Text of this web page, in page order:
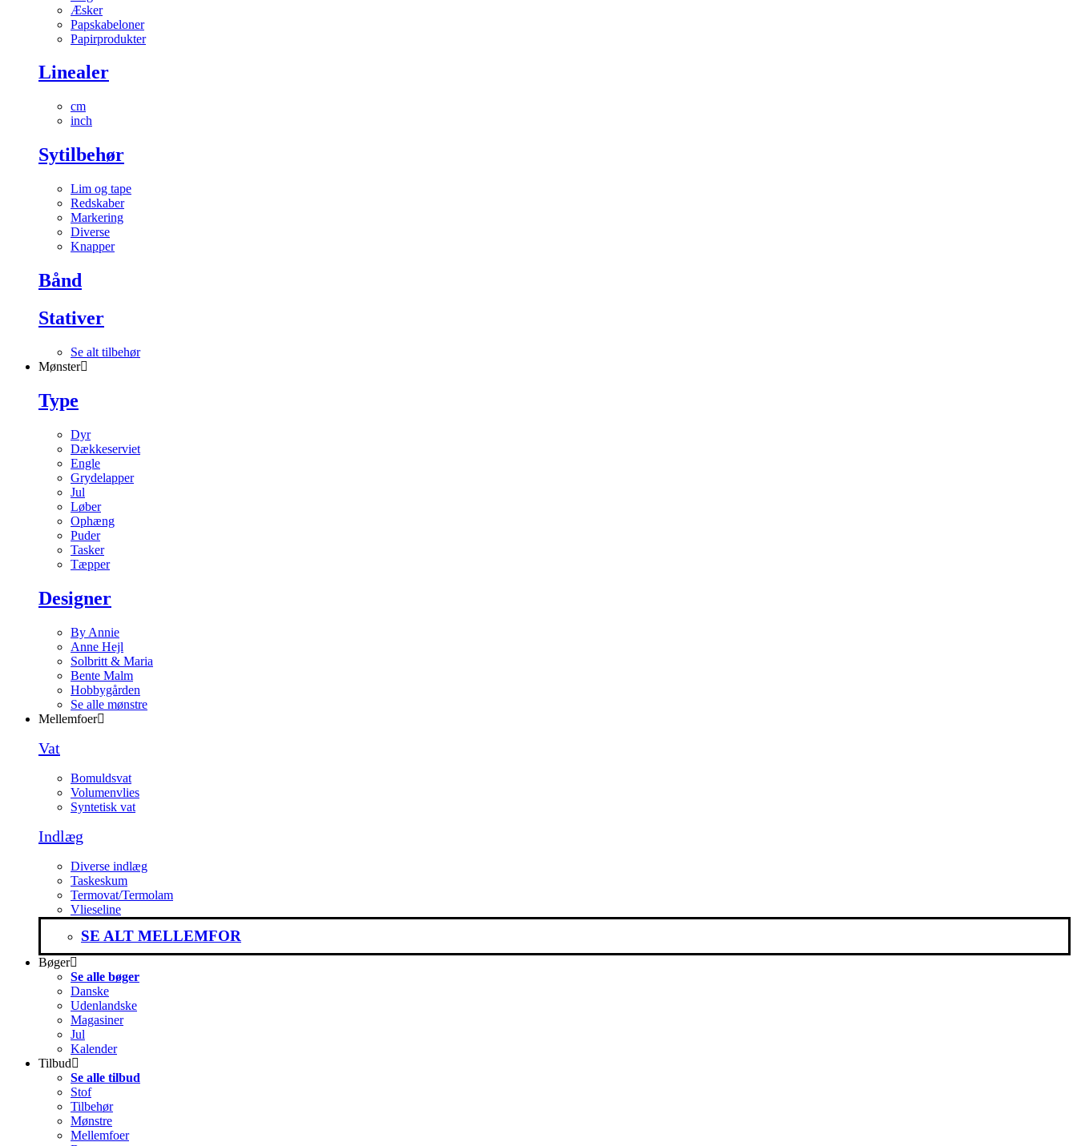
Æsker
Papskabeloner
Papirprodukter
Linealer
cm
inch
Sytilbehør
Lim og tape
Redskaber
Markering
Diverse
Knapper
Bånd
Stativer
Se alt tilbehør
Mønster
Type
Dyr
Dækkeserviet
Engle
Grydelapper
Jul
Løber
Ophæng
Puder
Tasker
Tæpper
Designer
By Annie
Anne Hejl
Solbritt & Maria
Bente Malm
Hobbygården
Se alle mønstre
Mellemfoer
Vat
Bomuldsvat
Volumenvlies
Syntetisk vat
Indlæg
Diverse indlæg
Taskeskum
Termovat/Termolam
Vlieseline
SE ALT MELLEMFOR
Bøger
Se alle bøger
Danske
Udenlandske
Magasiner
Jul
Kalender
Tilbud
Se alle tilbud
Stof
Tilbehør
Mønstre
Mellemfoer